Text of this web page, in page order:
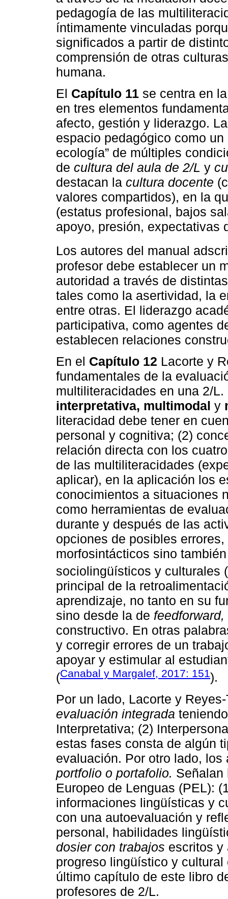
pedagogía de las
íntimamente vinculadas
significados a partir de
comprensión de otras
humana.
El Capítulo 11 se centra en
en tres elementos
afecto, gestión y liderazgo.
espacio pedagógico como un
ecología” de múltiples
de cultura del aula de 2/L y
destacan la cultura docente
valores compartidos), en la
(estatus profesional, bajos
apoyo, presión, expectativas
Los autores del manual
profesor debe establecer un
autoridad a través de
tales como la asertividad, la
entre otras. El liderazgo
participativa, como agentes
establecen relaciones
En el Capítulo 12 Lacorte y
fundamentales de la
multiliteracidades en una 2/
interpretativa, multimodal y
literacidad debe tener en
personal y cognitiva; (2)
relación directa con los
de las multiliteracidades
aplicar), en la aplicación los
conocimientos a situaciones
como herramientas de
durante y después de las
opciones de posibles
morfosintácticos sino
sociolingüísticos y culturales (
principal de la
aprendizaje, no tanto en su
sino desde la de feedforward,
constructivo. En otras
y corregir errores de un
apoyar y estimular al
(Canabal y Margalef, 2017: 151).
Por un lado, Lacorte y
evaluación integrada
Interpretativa; (2)
estas fases consta de algún
evaluación. Por otro lado,
portfolio o portafolio. Señalan
Europeo de Lenguas (PEL):
informaciones lingüísticas y
con una autoevaluación y
personal, habilidades
dosier con trabajos escritos y
progreso lingüístico y
último capítulo de este libro
profesores de 2/L.